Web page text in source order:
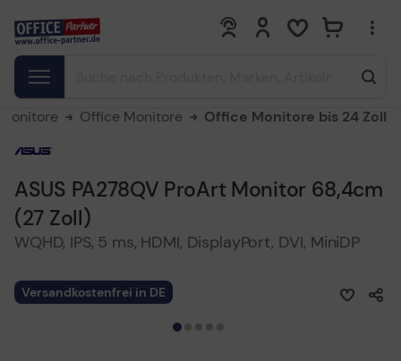
0 0
Monitore Office Monitore Office Monitore bis 24 Zoll
ASUS PA278QV ProArt Monitor 68,4cm
(27 Zoll)
WQHD, IPS, 5 ms, HDMI, DisplayPort, DVI, MiniDP
Versandkostenfrei in DE